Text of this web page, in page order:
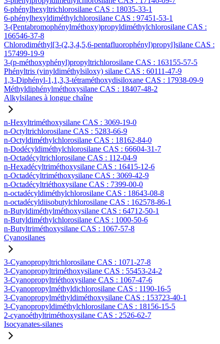
6-phénylhexyltrichlorosilane CAS : 18035-33-1
6-phénylhexyldiméthylchlorosilane CAS : 97451-53-1
3-(Pentabromophénylméthoxy)propyldiméthylchlorosilane CAS :
166546-37-8
Chlorodiméthyl[3-(2,3,4,5,6-pentafluorophényl)propyl]silane CAS :
157499-19-9
3-(p-méthoxyphényl)propyltrichlorosilane CAS : 163155-57-5
Phényltris (vinyldiméthylsiloxy) silane CAS : 60111-47-9
1,3-Diphényl-1,1,3,3-tétraméthoxydisiloxane CAS : 17938-09-9
Méthyldiphénylméthoxysilane CAS : 18407-48-2
Alkylsilanes à longue chaîne
n-Hexyltriméthoxysilane CAS : 3069-19-0
n-Octyltrichlorosilane CAS : 5283-66-9
n-Octyldiméthylchlorosilane CAS : 18162-84-0
n-Dodécyldiméthylchlorosilane CAS : 66604-31-7
n-Octadécyltrichlorosilane CAS : 112-04-9
n-Hexadécyltriméthoxysilane CAS : 16415-12-6
n-Octadécyltriméthoxysilane CAS : 3069-42-9
n-Octadécyltriéthoxysilane CAS : 7399-00-0
n-octadécyldiméthylchlorosilane CAS : 18643-08-8
n-octadécyldiisobutylchlorosilane CAS : 162578-86-1
n-Butyldiméthylméthoxysilane CAS : 64712-50-1
n-Butyldiméthylchlorosilane CAS : 1000-50-6
n-Butyltriméthoxysilane CAS : 1067-57-8
Cyanosilanes
3-Cyanopropyltrichlorosilane CAS : 1071-27-8
3-Cyanopropyltriméthoxysilane CAS : 55453-24-2
3-Cyanopropyltriéthoxysilane CAS : 1067-47-6
3-Cyanopropylméthyldichlorosilane CAS : 1190-16-5
3-Cyanopropylméthyldiméthoxysilane CAS : 153723-40-1
3-Cyanopropyldiméthylchlorosilane CAS : 18156-15-5
2-cyanoéthyltriméthoxysilane CAS : 2526-62-7
Isocyanates-silanes